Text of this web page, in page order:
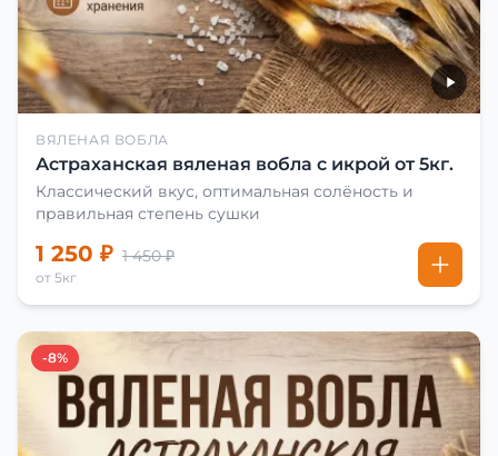
ВЯЛЕНАЯ ВОБЛА
Астраханская вяленая вобла с икрой от 5кг.
Классический вкус, оптимальная солёность и
правильная степень сушки
1 250 ₽ 1 450 ₽
от 5кг
-8%